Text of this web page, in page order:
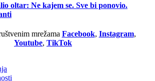
oltar: Ne kajem se. Sve bi ponovio.
mrežama Facebook, Instagram,
Youtube, TikTok